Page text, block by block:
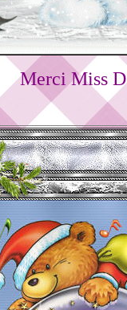
Merci Miss